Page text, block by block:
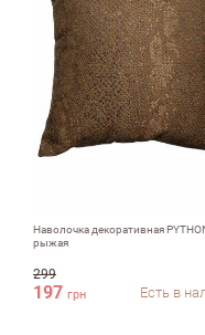
Наволочка декоративная
рыжая
299
197 грн Есть в
email
Комментарий
Достоинства